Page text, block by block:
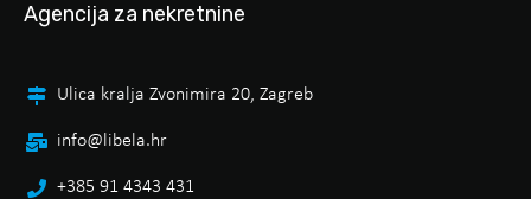
Agencija za nekretnine
Ulica kralja Zvonimira 20, Zagreb
info@libela.hr
+385 91 4343 431